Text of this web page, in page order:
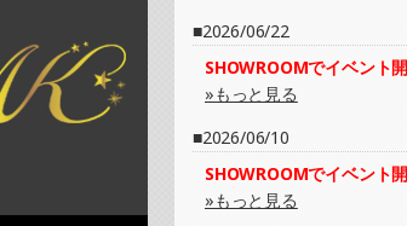
2026/06/22
SHOWROOMでイベント
»もっと見る
2026/06/10
SHOWROOMでイベント
»もっと見る